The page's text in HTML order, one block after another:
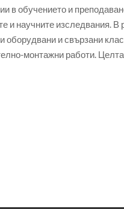
в обучението и
и научните изследвания.
оборудвани и свързани
монтажни работи.